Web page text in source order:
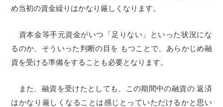
め当初の資金繰りはかなり厳しくなります。
資本金等手元資金がいつ「足りない」といった状況にな
るのか、そういった判断の目を もつことで、あらかじめ融
資を受ける準備をすることも必要となります。
また、融資を受けたとしても、この期間中の融資の 返済
はかなり厳しくなることは感じとっていただけるかと思い